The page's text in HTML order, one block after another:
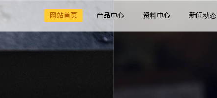
网站首页 产品中心 资料中心 新闻动态